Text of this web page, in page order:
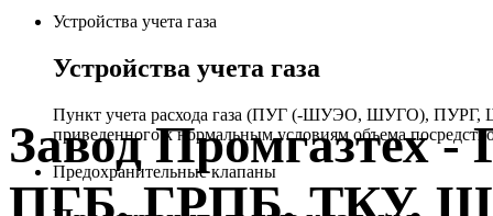
Устройства учета газа
Устройства учета газа
Пункт учета расхода газа (ПУГ (-ШУЭО, ШУГО), ПУРГ,
приведенного к нормальным условиям объема
Предохранительные клапаны
Завод
ПГБ, ГРПБ, ТКУ,